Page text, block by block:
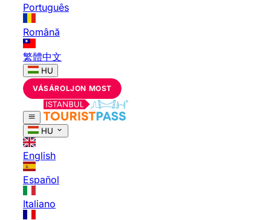
Português
Română
繁體中文
HU
VÁSÁROLJON MOST
HU
English
Español
Italiano